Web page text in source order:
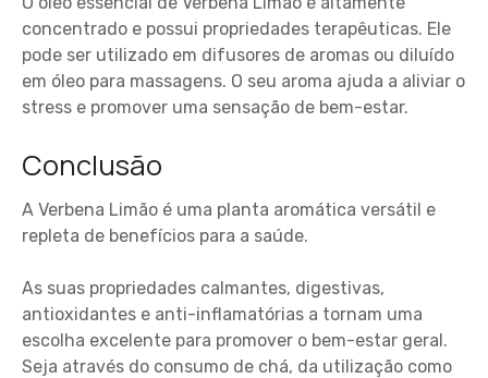
concentrado e possui propriedades terapêuticas. Ele
pode ser utilizado em difusores de aromas ou diluído
em óleo para massagens. O seu aroma ajuda a aliviar o
stress e promover uma sensação de bem-estar.
Conclusão
A Verbena Limão é uma planta aromática versátil e
repleta de benefícios para a saúde.
As suas propriedades calmantes, digestivas,
antioxidantes e anti-inflamatórias a tornam uma
escolha excelente para promover o bem-estar geral.
Seja através do consumo de chá, da utilização como